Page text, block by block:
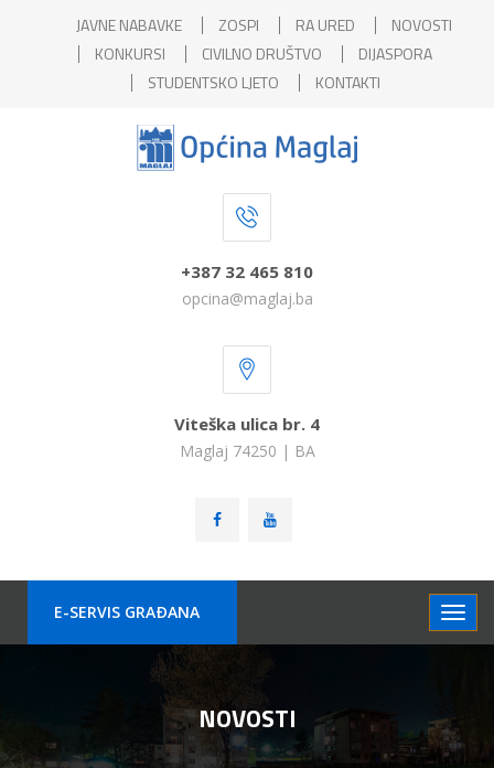
JAVNE NABAVKE ZOSPI RA URED
NOVOSTI
KONKURSI
CIVILNO DRUŠTVO
DIJASPORA
STUDENTSKO LJETO
KONTAKTI
+387 32 465 810
opcina@maglaj.ba
Viteška ulica br. 4
Maglaj 74250 | BA
E-SERVIS GRAÐANA
NOVOSTI